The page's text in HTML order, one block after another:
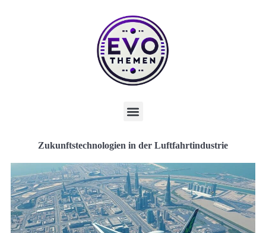
Zukunftstechnologien in der Luftfahrtindustrie